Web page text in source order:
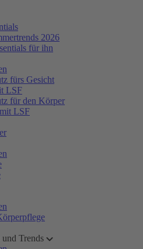
2026
für ihn
fürs Gesicht
LSF
für den Körper
LSF
Trends